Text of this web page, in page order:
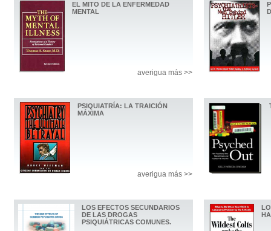
EL MITO DE LA ENFERMEDAD
MENTAL
averigua más >>
PSIQUIATRÍA: LA TRAICIÓN
MÁXIMA
averigua más >>
LOS EFECTOS SECUNDARIOS
DE LAS DROGAS
PSIQUIÁTRICAS COMUNES.